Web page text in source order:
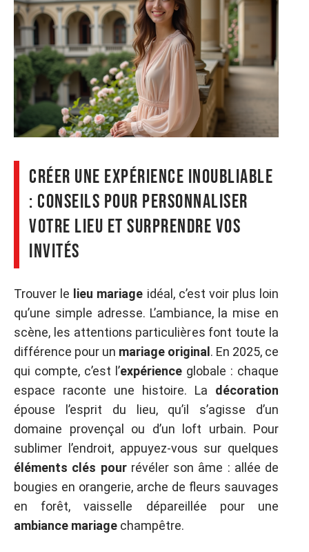
Créer une expérience inoubliable
: conseils pour personnaliser
votre lieu et surprendre vos
invités
Trouver le lieu mariage idéal, c’est voir plus loin
qu’une simple adresse. L’ambiance, la mise en
scène, les attentions particulières font toute la
différence pour un mariage original. En 2025, ce
qui compte, c’est l’expérience globale : chaque
espace raconte une histoire. La décoration
épouse l’esprit du lieu, qu’il s’agisse d’un
domaine provençal ou d’un loft urbain. Pour
sublimer l’endroit, appuyez-vous sur quelques
éléments clés pourrévéler son âme : allée de
bougies en orangerie, arche de fleurs sauvages
en forêt, vaisselle dépareillée pour une
ambiance mariage champêtre.